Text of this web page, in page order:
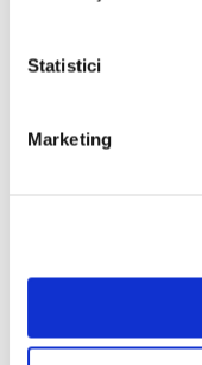
Statistici
Marketing